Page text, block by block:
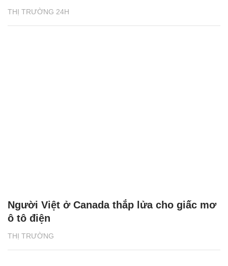
THỊ TRƯỜNG 24H
THỊ TRƯỜNG
Người Việt ở Canada thắp lửa cho giấc mơ
ô tô điện